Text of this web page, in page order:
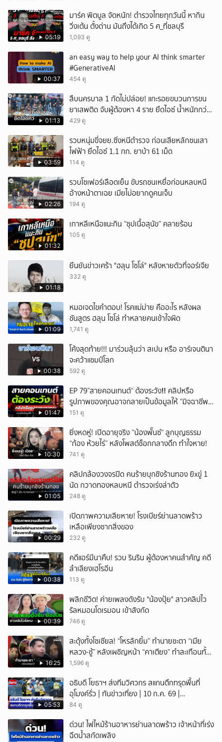
05:19
มาร์ค พิตบูล จัดหนัก! ตำรวจไทยทุกวันนี้ หากิน
วิ่งเต้น ตั้งด่าน มันถึงได้เกิด 5 ศ_ที่ชลบุรี
1,093 ดู
00:37
an easy way to help your AI think smarter
#GenerativeAI
454 ดู
01:13
สืบนครบาล 1 กัดไม่ปล่อย! แกะรอยขบวนการขน
ยาเสพติด จับผู้ต้องหา 4 ราย ยึดไอซ์ น้ำหนักกว่า
300 กก. ก่อนเข้ากลางกรุง
429 ดู
03:59
รวบหนุ่มขี่จยย.ซิ่งหนีตำรวจ ก่อนเสียหลักชนเสา
ไฟฟ้า ยึดไอซ์ 1.1 กก. ยาบ้า 61 เม็ด
114 ดู
02:26
รวบโชเฟอร์เลือดเย็น ขับรถชนเหยื่อก่อนหลบหนี
อ้างหน้าตาเฉย เมียไม่อยากดูคนเจ็บ
194 ดู
01:32
เกาหลีเหนือแนะกิน “ซุปเนื้อสุนัข” คลายร้อน
105 ดู
01:18
ยืนยันข่าวเศร้า "ฮลุน โซโล่" หลังหายตัวที่จอร์เจีย
332 ดู
01:09
หมอเจดไขคำตอบ! โรคแม่ม่าย คืออะไร หลังผล
ชันสูตร ฮลุน โซโล่ ทำหลายคนเข้าใจผิด
1,741 ดู
00:38
โค้งสุดท้าย!!! มาร่วมลุ้นว่า สเปน หรือ อาร์เจนตินา
จะคว้าแชมป์โลก
592 ดู
01:47
EP 79”สายคอนเทนต์“ ต้องระวัง‼️ คลิปหรือ
รูปภาพของคุณอาจกลายเป็นข้อมูลให้ ”มิจฉาชีพ“
นำไปใช้ได้
151 ดู
10:30
ยิ่งหดหู่! เปิดอายุจริง “น้องพั๊นซ์“ ลูกบุญธรรม
“ก้อง ห้วยไร่” หลังโพสต์ช็อกกลางดึก ทำใจหาย!
741 ดู
01:05
คลิปกล้องวงจรปิด คนร้ายบุกชิงร้านทอง ยิxขู่ 1
นัด กวาดทองหลบหนี ตำรวจเร่งล่าตัว
248 ดู
00:29
เปิดภาพความเสียหาย! โรงเบียร์ย่านลาดพร้าว
เหลือเพียงซากสิ่งของ
232 ดู
00:38
คดีแอร์มีนาคืบ! รวบ รินริน ผู้ต้องหาคนสำคัญ คดี
ลำเลียงเฮโรอีน
113 ดู
00:39
พลิกชีวิต! ค่ายเพลงดังรับ "น้องปุ้ย" สาวคลิปไว
รัลหมอนโดเรมอน เข้าสังกัด
746 ดู
16:25
สะดุ้งทั้งโซเชียล! “โหรลักยิ้ม” ทำนายชะตา “เมีย
หลวง-ชู้” หลังเผชิญหน้า “คาเตียง” ทำสะเทือนทั้ง
ประเทศ
1,596 ดู
05:53
อธิบดี โยธาฯ ส่งทีมวิศวกร สแกนตึกทรุดพื้นที่
อุโมงค์รั่ว | ทันข่าวเที่ยง | 10 ก.ค. 69 |
NationTV22
84 ดู
ด่วน! ไฟไหม้ร้านอาหารย่านลาดพร้าว เจ้าหน้าที่เร่ง
ฉีดน้ำสกัดเพลิง